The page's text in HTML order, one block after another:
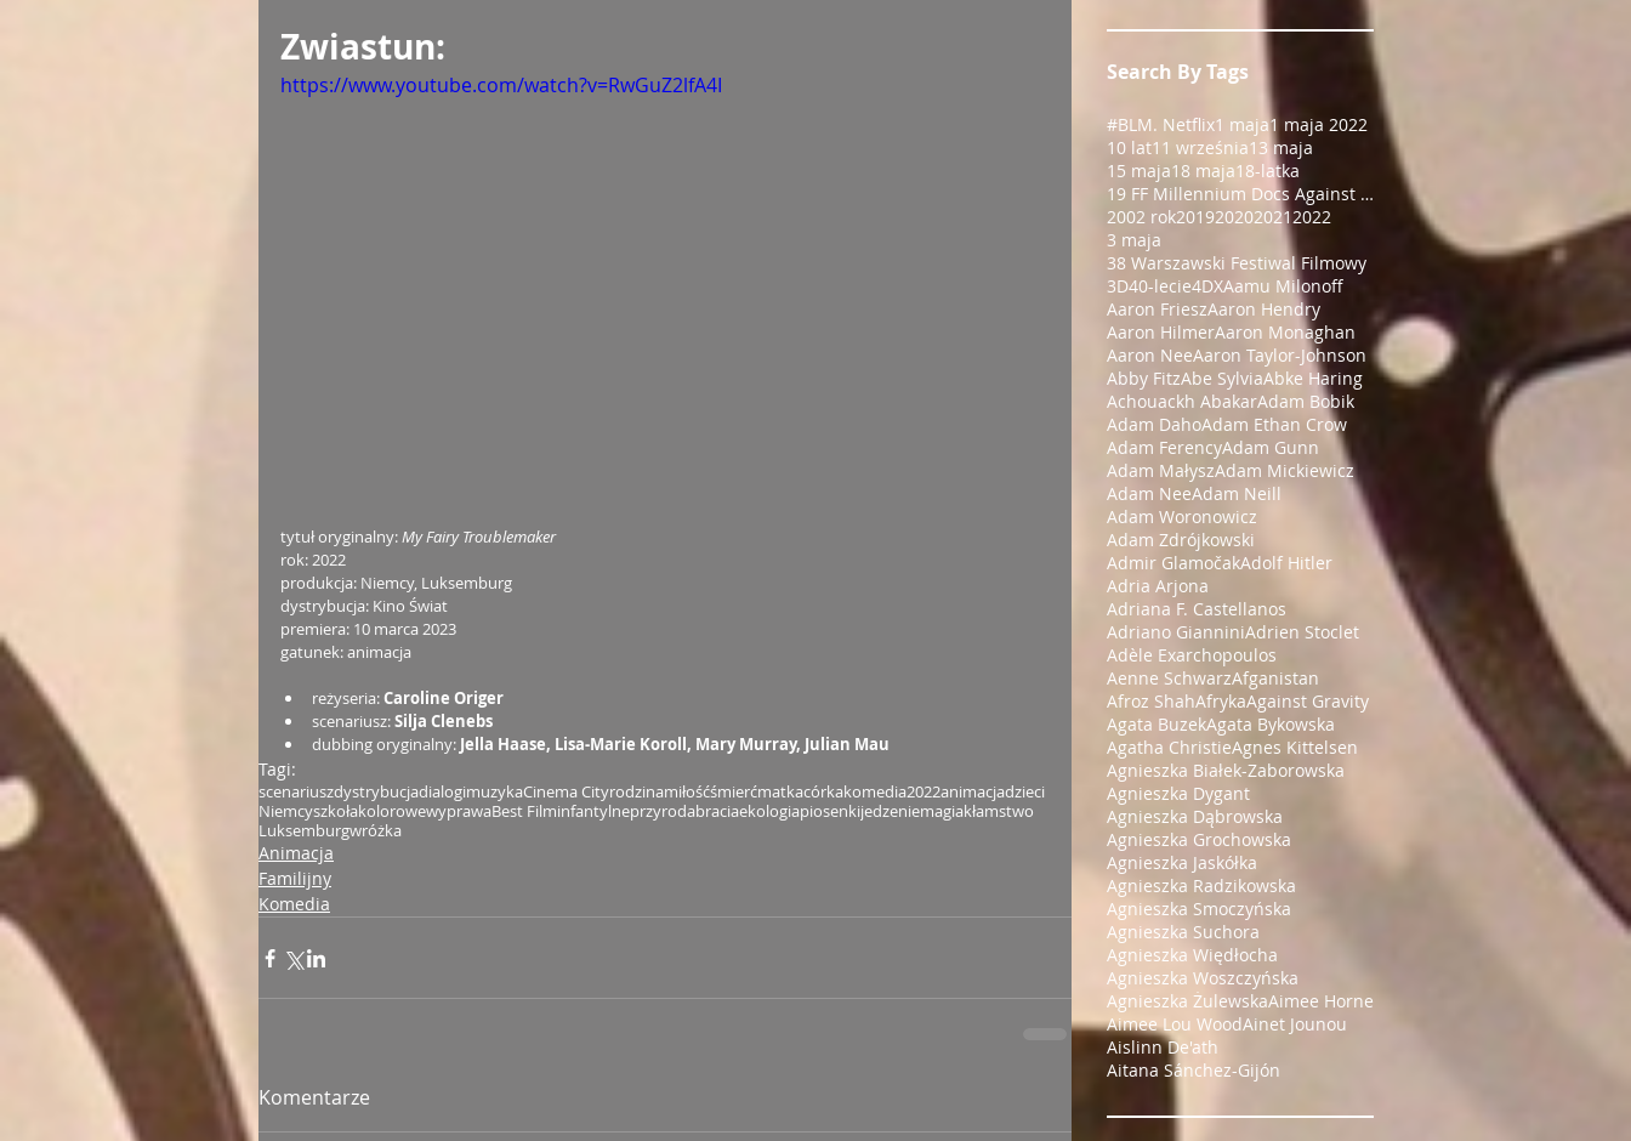
Zwiastun:
https://www.youtube.com/watch?v=RwGuZ2lfA4I
tytuł oryginalny: My Fairy Troublemaker
rok: 2022
produkcja: Niemcy, Luksemburg
dystrybucja: Kino Świat
premiera: 10 marca 2023
gatunek: animacja
reżyseria: Caroline Origer
scenariusz: Silja Clenebs
dubbing oryginalny: Jella Haase, Lisa-Marie Koroll, Mary Murray, Julian Mau
Tagi:
scenariuszdystrybucjadialogimuzykaCinema Cityrodzinamiłośćśmierćmatkacórkakomedia2022animacjadzieci
NiemcyszkołakolorowewyprawaBest Filminfantylneprzyrodabraciaekologiapiosenkijedzeniemagiakłamstwo
Luksemburgwróżka
Animacja
Familijny
Komedia
Komentarze
Search By Tags
#BLM. Netflix1 maja1 maja 2022
10 lat11 września13 maja
15 maja18 maja18-latka
19 FF Millennium Docs Against Gravity!
2002 rok2019202020212022
3 maja
38 Warszawski Festiwal Filmowy
3D40-lecie4DXAamu Milonoff
Aaron FrieszAaron Hendry
Aaron HilmerAaron Monaghan
Aaron NeeAaron Taylor-Johnson
Abby FitzAbe SylviaAbke Haring
Achouackh AbakarAdam Bobik
Adam DahoAdam Ethan Crow
Adam FerencyAdam Gunn
Adam MałyszAdam Mickiewicz
Adam NeeAdam Neill
Adam Woronowicz
Adam Zdrójkowski
Admir GlamočakAdolf Hitler
Adria Arjona
Adriana F. Castellanos
Adriano GianniniAdrien Stoclet
Adèle Exarchopoulos
Aenne SchwarzAfganistan
Afroz ShahAfrykaAgainst Gravity
Agata BuzekAgata Bykowska
Agatha ChristieAgnes Kittelsen
Agnieszka Białek-Zaborowska
Agnieszka Dygant
Agnieszka Dąbrowska
Agnieszka Grochowska
Agnieszka Jaskółka
Agnieszka Radzikowska
Agnieszka Smoczyńska
Agnieszka Suchora
Agnieszka Więdłocha
Agnieszka Woszczyńska
Agnieszka ŻulewskaAimee Horne
Aimee Lou WoodAinet Jounou
Aislinn De'ath
Aitana Sánchez-Gijón